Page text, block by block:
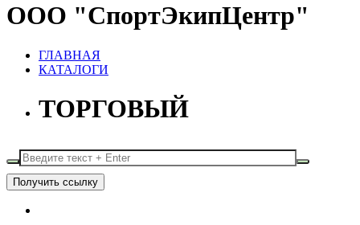
ООО "СпортЭкипЦентр"
ГЛАВНАЯ
КАТАЛОГИ
ТОРГОВЫЙ
Получить ссылку